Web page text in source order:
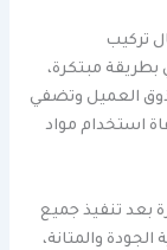
تركيب
مبتكرة،
ذوق العميل وتضفي
استخدام مواد
بعد تنفيذ جميع
والمتانة،